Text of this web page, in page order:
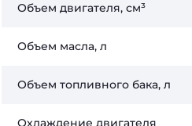
Объем двигателя, см³
Объем масла, л
Объем топливного бака, л
Охлаждение двигателя